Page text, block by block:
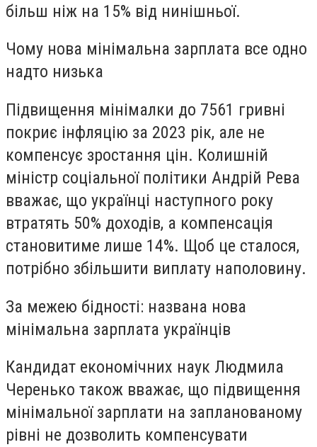
більш ніж на 15% від нинішньої.
Чому нова мінімальна зарплата все одно
надто низька
Підвищення мінімалки до 7561 гривні
покриє інфляцію за 2023 рік, але не
компенсує зростання цін. Колишній
міністр соціальної політики Андрій Рева
вважає, що українці наступного року
втратять 50% доходів, а компенсація
становитиме лише 14%. Щоб це сталося,
потрібно збільшити виплату наполовину.
За межею бідності: названа нова
мінімальна зарплата українців
Кандидат економічних наук Людмила
Черенько також вважає, що підвищення
мінімальної зарплати на запланованому
рівні не дозволить компенсувати